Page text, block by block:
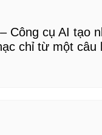
Công cụ AI tạo
chỉ từ một câu